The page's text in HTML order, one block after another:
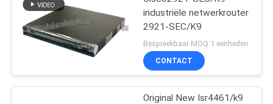
industriële netwerkrouter
2921-SEC/K9
Bespreekbaar MOQ:1 eenheden
CONTACT
Original New Isr4461/k9